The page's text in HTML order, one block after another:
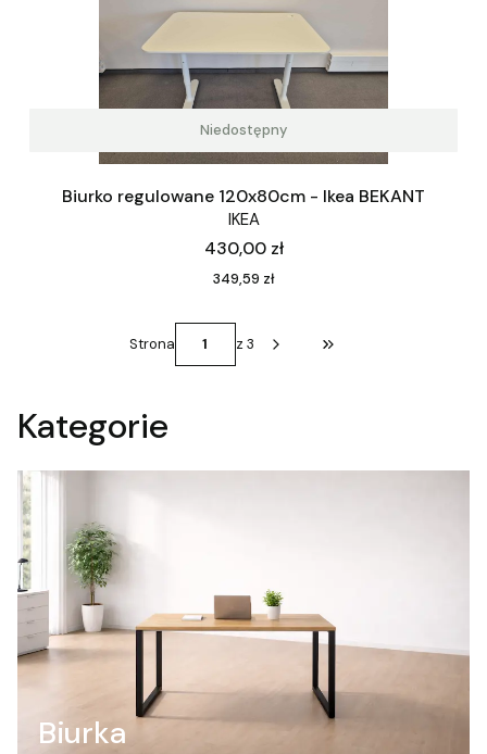
Niedostępny
Biurko regulowane 120x80cm - Ikea BEKANT
IKEA
Cena
430,00 zł
Cena
349,59 zł
Strona z 3 Przejdź do ostatniej
Kategorie
Biurka